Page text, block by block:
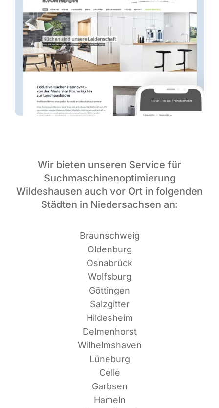
Wir bieten unseren Service für
Suchmaschinenoptimierung
Wildeshausen auch vor Ort in folgenden
Städten in Niedersachsen an:
Braun­schweig
Oldenburg
Osnabrück
Wolfsburg
Göttingen
Salzgitter
Hildesheim
Delmenhorst
Wilhelmshaven
Lüneburg
Celle
Garbsen
Hameln